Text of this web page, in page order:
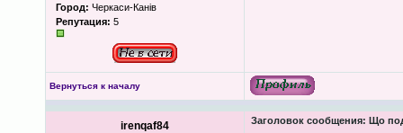
Город: Черкаси-Канів
Репутация: 5
Вернуться к началу
irenqaf84 Заголовок сообщения: Що